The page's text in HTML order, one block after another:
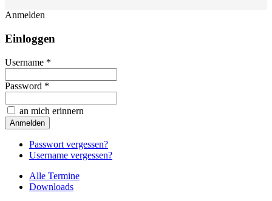
Anmelden
Einloggen
Username *
Password *
an mich erinnern
Passwort vergessen?
Username vergessen?
Alle Termine
Downloads